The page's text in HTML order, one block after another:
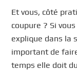
Et vous, côté
coupure ? Si
explique dans la
important de
temps elle doit